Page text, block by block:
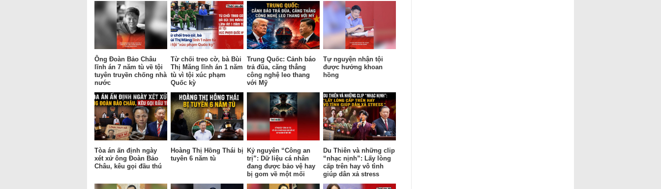
Ông Đoàn Bảo Châu
lĩnh án 7 năm tù về tội
tuyên truyền chống nhà
nước
Từ chối treo cờ, bà Bùi
Thị Măng lĩnh án 1 năm
tù vì tội xúc phạm
Quốc kỳ
Trung Quốc: Cảnh báo
trả đũa, căng thẳng
công nghệ leo thang
với Mỹ
Tự nguyện nhận tội
được hưởng khoan
hồng
Tòa án ấn định ngày
xét xử ông Đoàn Bảo
Châu, kêu gọi đầu thú
Hoàng Thị Hồng Thái bị
tuyên 6 năm tù
Kỷ nguyên “Công an
trị”: Dữ liệu cá nhân
đang được bảo vệ hay
bị gom về một mối
Du Thiên và những clip
“nhạc nịnh”: Lấy lòng
cấp trên hay vô tình
giúp dân xả stress